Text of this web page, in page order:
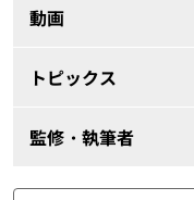
動画
トピックス
監修・執筆者